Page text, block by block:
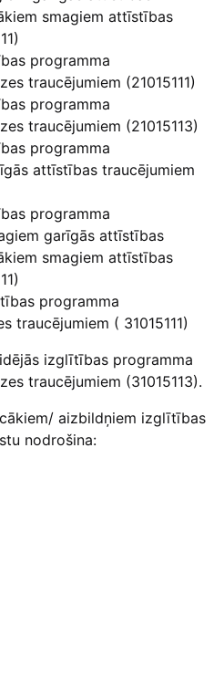
smagiem attīstības
programma
traucējumiem (21015111)
programma
traucējumiem (21015113)
programma
attīstības traucējumiem
programma
garīgās attīstības
smagiem attīstības
programma
traucējumiem ( 31015111)
izglītības programma
traucējumiem (31015113).
aizbildņiem izglītības
nodrošina: